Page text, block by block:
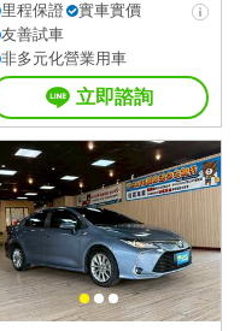
里程保證
實車實價
友善試車
非多元化營業用車
立即諮詢